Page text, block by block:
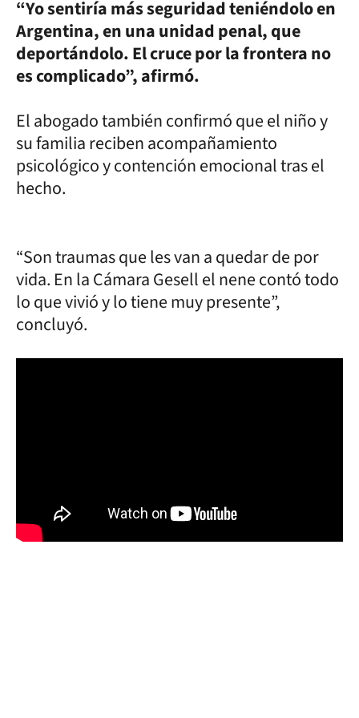
“Yo sentiría más seguridad teniéndolo en
Argentina, en una unidad penal, que
deportándolo. El cruce por la frontera no
es complicado”, afirmó.
El abogado también confirmó que el niño y
su familia reciben acompañamiento
psicológico y contención emocional tras el
hecho.
“Son traumas que les van a quedar de por
vida. En la Cámara Gesell el nene contó todo
lo que vivió y lo tiene muy presente”,
concluyó.